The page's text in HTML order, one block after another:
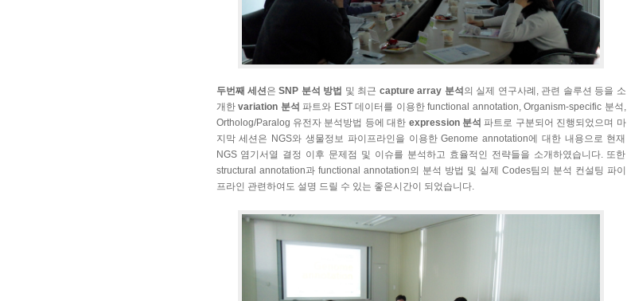
두번째 세션은 SNP 분석 방법 및 최근 capture array 분석의 실제 연구사례, 관련 솔루션 등을 소
개한 variation 분석 파트와 EST 데이터를 이용한 functional annotation, Organism-specific 분석,
Ortholog/Paralog 유전자 분석방법 등에 대한 expression 분석 파트로 구분되어 진행되었으며 마
지막 세션은 NGS와 생물정보 파이프라인을 이용한 Genome annotation에 대한 내용으로 현재
NGS 염기서열 결정 이후 문제점 및 이슈를 분석하고 효율적인 전략들을 소개하였습니다. 또한
structural annotation과 functional annotation의 분석 방법 및 실제 Codes팀의 분석 컨설팅 파이
프라인 관련하여도 설명 드릴 수 있는 좋은시간이 되었습니다.